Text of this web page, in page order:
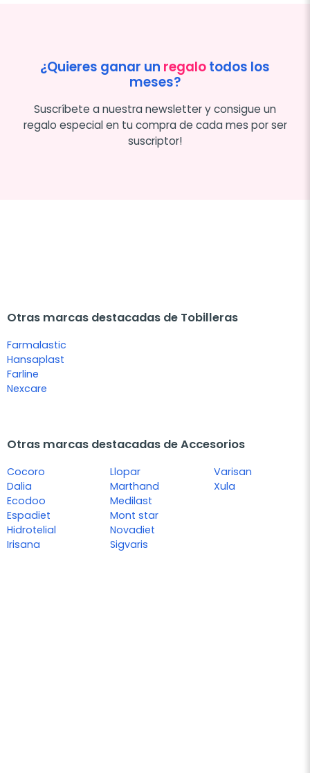
¿Quieres ganar un regalotodos los
meses?
Suscríbete a nuestra newsletter y consigue un
regalo especial en tu compra de cada mes por ser
suscriptor!
Otras marcas destacadas de Tobilleras
Farmalastic
Hansaplast
Farline
Nexcare
Otras marcas destacadas de Accesorios
Cocoro
Dalia
Ecodoo
Espadiet
Hidrotelial
Irisana
Llopar
Marthand
Medilast
Mont star
Novadiet
Sigvaris
Varisan
Xula